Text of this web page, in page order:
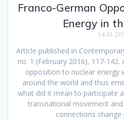
Franco-German
Energy in
Article published in
no. 1 (February 2016), 117-
opposition to nuclear energy
around the world and thus
what did it mean to participate
transnational movement
connections